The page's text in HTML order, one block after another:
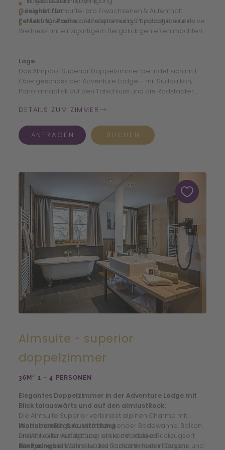
1 Leihbademantel pro Erwachsenen & Aufenthalt
Nutzung von Pool, Fitnessbereich & Spa täglich inklusive
Geeignet für:
Perfekt für Paare, die Entspannung, Privatsphäre und
Wellness mit einzigartigem Bergblick genießen möchten.
Lage:
Das Almpool Superior Doppelzimmer befindet sich im 1.
Obergeschoss der Adventure Lodge – mit Südbalkon,
Panoramablick auf den Talschluss und die Radstädter
und Skiraum im Winter.
DETAILS ZUM ZIMMER
ANFRAGEN BUCHEN
Almsuite - superior
doppelzimmer
36M² 1 – 4 PERSONEN
Elegantes Doppelzimmer in der Adventure Lodge mit
Blick talauswärts und auf den almlustRock:
Die Almsuite Superior verbindet alpinen Charme mit
moderner Eleganz. Mit freistehender Badewanne, Balkon
und stilvoller Ausstattung ist sie der ideale Rückzugsort
für Paare, die Wellness und Romantik in den Bergen
Wohnbereich & Ausstattung
Die Almsuite verfügt über ein komfortables
Boxspringbett, ein stilvolles Badezimmer mit Dusche und